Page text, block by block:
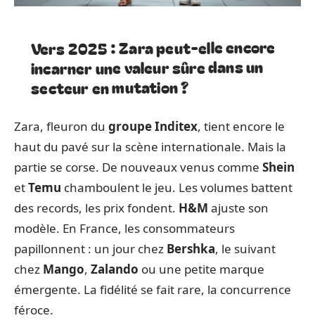
Vers 2025 : Zara peut-elle encore
incarner une valeur sûre dans un
secteur en mutation ?
Zara, fleuron du groupe Inditex, tient encore le
haut du pavé sur la scène internationale. Mais la
partie se corse. De nouveaux venus comme Shein
etTemu chamboulent le jeu. Les volumes battent
des records, les prix fondent. H&M ajuste son
modèle. En France, les consommateurs
papillonnent : un jour chez Bershka, le suivant
chez Mango, Zalando ou une petite marque
émergente. La fidélité se fait rare, la concurrence
féroce.